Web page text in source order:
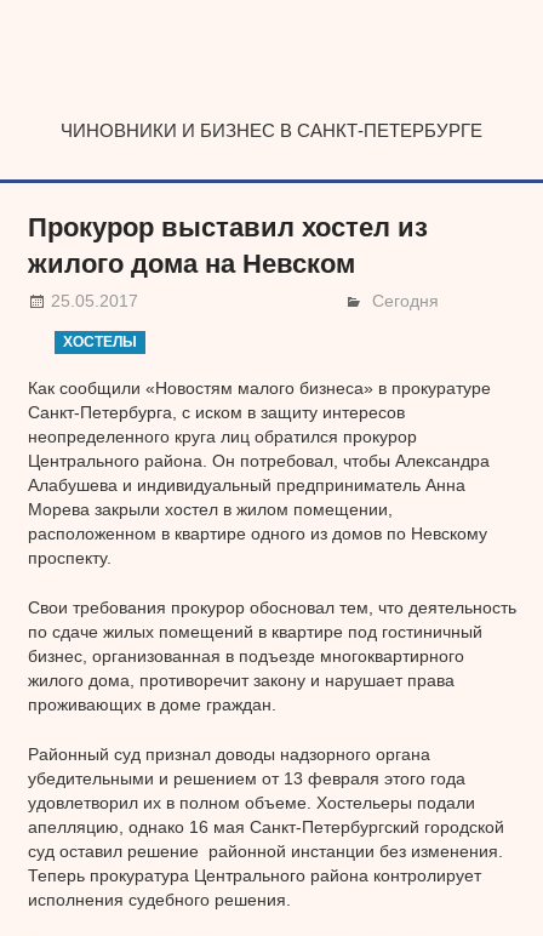
ЧИНОВНИКИ И БИЗНЕС В САНКТ-ПЕТЕРБУРГЕ
Прокурор выставил хостел из
жилого дома на Невском
25.05.2017 Сегодня
ХОСТЕЛЫ
Как сообщили «Новостям малого бизнеса» в прокуратуре
Санкт-Петербурга, с иском в защиту интересов
неопределенного круга лиц обратился прокурор
Центрального района. Он потребовал, чтобы Александра
Алабушева и индивидуальный предприниматель Анна
Морева закрыли хостел в жилом помещении,
расположенном в квартире одного из домов по Невскому
проспекту.
Свои требования прокурор обосновал тем, что деятельность
по сдаче жилых помещений в квартире под гостиничный
бизнес, организованная в подъезде многоквартирного
жилого дома, противоречит закону и нарушает права
проживающих в доме граждан.
Районный суд признал доводы надзорного органа
убедительными и решением от 13 февраля этого года
удовлетворил их в полном объеме. Хостельеры подали
апелляцию, однако 16 мая Санкт-Петербургский городской
суд оставил решение районной инстанции без изменения.
Теперь прокуратура Центрального района контролирует
исполнения судебного решения.